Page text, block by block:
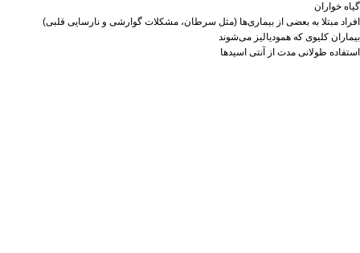
گیاه‌ خواران
افراد مبتلا به بعضی از بیماری‌ها (مثل سرطان، مشکلات گوارشی و نارسایی قلبی)
بیماران کلیوی که همودیالیز می‌شوند
استفاده طولانی‌ مدت از آنتی‌ اسیدها